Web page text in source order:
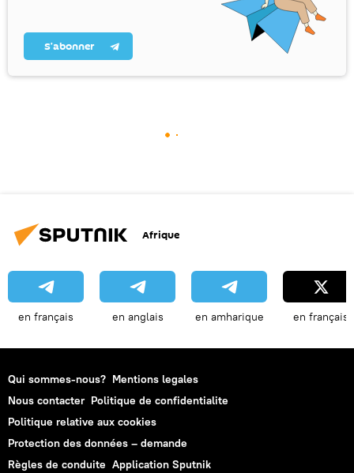
S’abonner
Afrique
en français en anglais en amharique en français
Qui sommes-nous? Mentions legales
Nous contacter Politique de confidentialite
Politique relative aux cookies
Protection des données – demande
Règles de conduite Application Sputnik